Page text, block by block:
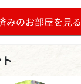
みのお部屋を見る